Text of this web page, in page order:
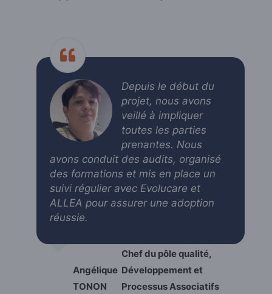
Depuis le début du
projet, nous avons
veillé à impliquer
toutes les parties
prenantes. Nous
avons conduit des audits, organisé
des formations et mis en place un
suivi régulier avec Evolucare et
ALLEA pour assurer une adoption
réussie.
Angélique
TONON
Chef du pôle qualité,
Développement et
Processus Associatifs